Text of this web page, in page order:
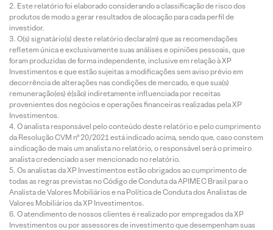
Este relatório foi elaborado considerando a classificação de risco dos
produtos de modo a gerar resultados de alocação para cada perfil de
investidor.
O(s) signatário(s) deste relatório declara(m) que as recomendações
refletem única e exclusivamente suas análises e opiniões pessoais, que
foram produzidas de forma independente, inclusive em relação à XP
Investimentos e que estão sujeitas a modificações sem aviso prévio em
decorrência de alterações nas condições de mercado, e que sua(s)
remuneração(es) é(são) indiretamente influenciada por receitas
provenientes dos negócios e operações financeiras realizadas pela XP
Investimentos.
O analista responsável pelo conteúdo deste relatório e pelo cumprimento
da Resolução CVM nº 20/2021 está indicado acima, sendo que, caso constem
a indicação de mais um analista no relatório, o responsável será o primeiro
analista credenciado a ser mencionado no relatório.
Os analistas da XP Investimentos estão obrigados ao cumprimento de
todas as regras previstas no Código de Conduta da APIMEC Brasil para o
Analista de Valores Mobiliários e na Política de Conduta dos Analistas de
Valores Mobiliários da XP Investimentos.
O atendimento de nossos clientes é realizado por empregados da XP
Investimentos ou por assessores de investimento que desempenham suas